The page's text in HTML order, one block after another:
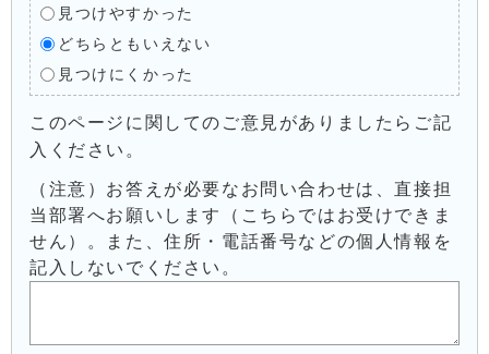
見つけやすかった
どちらともいえない
見つけにくかった
このページに関してのご意見がありましたらご記
入ください。
（注意）お答えが必要なお問い合わせは、直接担
当部署へお願いします（こちらではお受けできま
せん）。また、住所・電話番号などの個人情報を
記入しないでください。